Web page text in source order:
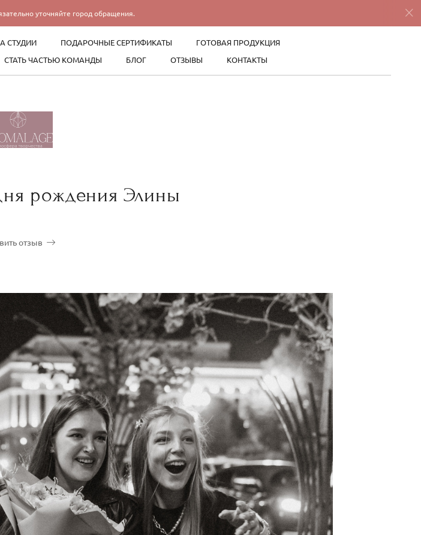
СТУДИИ ПОДАРОЧНЫЕ СЕРТИФИКАТЫ
ГОТОВАЯ ПРОДУКЦИЯ
СТАТЬ ЧАСТЬЮ КОМАНДЫ БЛОГ ОТЗЫВЫ КОНТАКТЫ
рождения Элины
отзыв
уточняйте город обращения.